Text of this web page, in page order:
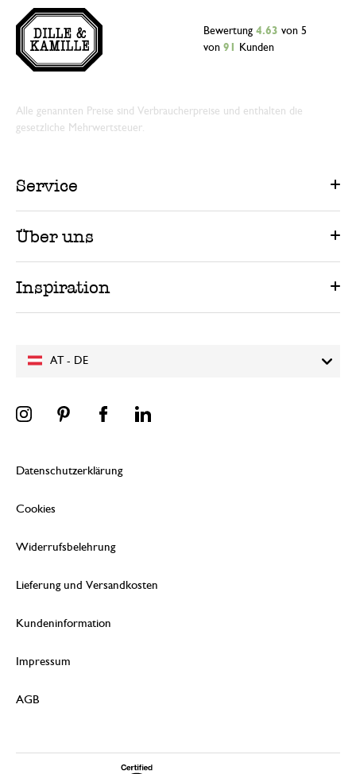
AT - DE
Bewertung 4.63 von 5
von 91 Kunden
Alle genannten Preise sind Verbraucherpreise und enthalten die
gesetzliche Mehrwertsteuer.
Service
Über uns
Inspiration
Datenschutzerklärung
Cookies
Widerrufsbelehrung
Lieferung und Versandkosten
Kundeninformation
Impressum
AGB